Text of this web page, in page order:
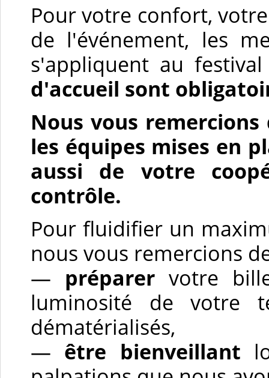
Pour votre confort,
de l'événement, les
s'appliquent au
d'accueil sont
Nous vous
les équipes mises en
aussi de votre
contrôle.
Pour fluidifier un
nous vous remercions
— préparer votre
luminosité de votre
dématérialisés,
— être bienveillant